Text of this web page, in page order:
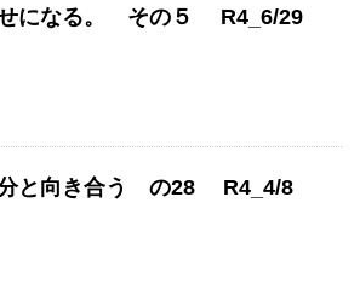
になる。 その５ R4_6/29
と向き合う の28 R4_4/8